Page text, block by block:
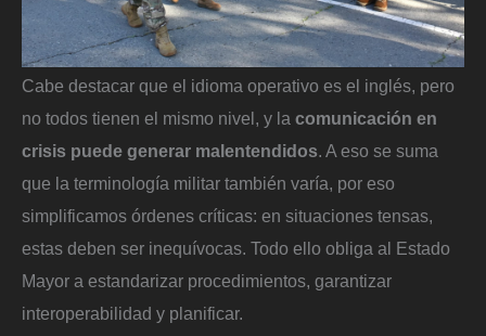
Cabe destacar que el idioma operativo es el inglés, pero
no todos tienen el mismo nivel, y la comunicación en
crisis puede generar malentendidos. A eso se suma
que la terminología militar también varía, por eso
simplificamos órdenes críticas: en situaciones tensas,
estas deben ser inequívocas. Todo ello obliga al Estado
Mayor a estandarizar procedimientos, garantizar
interoperabilidad y planificar.